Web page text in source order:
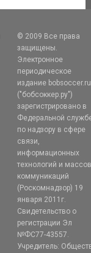
© 2009 Все права
защищены.
Электронное
периодическое
издание bobsoccer.ru
("бобсоккер.ру")
зарегистрировано в
Федеральной
по надзору в сфере
связи,
информационных
технологий и
коммуникаций
(Роскомнадзор) 19
января 2011г.
Свидетельство о
регистрации Эл
№ФС77-43557.
Учредитель: